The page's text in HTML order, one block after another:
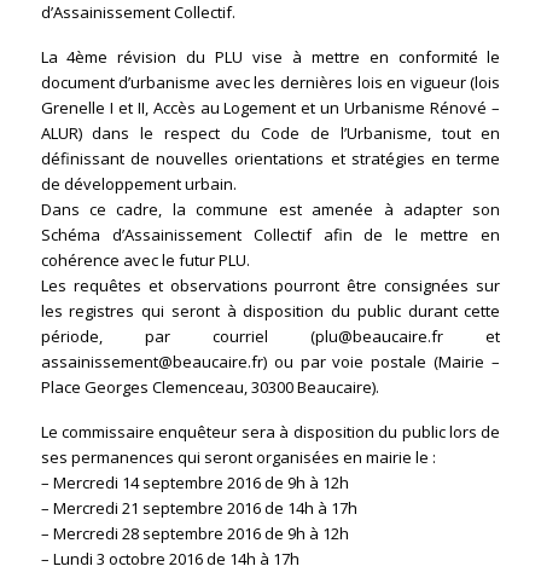
d’Assainissement Collectif.
La 4ème révision du PLU vise à mettre en conformité le
document d’urbanisme avec les dernières lois en vigueur (lois
Grenelle I et II, Accès au Logement et un Urbanisme Rénové –
ALUR) dans le respect du Code de l’Urbanisme, tout en
définissant de nouvelles orientations et stratégies en terme
de développement urbain.
Dans ce cadre, la commune est amenée à adapter son
Schéma d’Assainissement Collectif afin de le mettre en
cohérence avec le futur PLU.
Les requêtes et observations pourront être consignées sur
les registres qui seront à disposition du public durant cette
période, par courriel (plu@beaucaire.fr et
assainissement@beaucaire.fr) ou par voie postale (Mairie –
Place Georges Clemenceau, 30300 Beaucaire).
Le commissaire enquêteur sera à disposition du public lors de
ses permanences qui seront organisées en mairie le :
– Mercredi 14 septembre 2016 de 9h à 12h
– Mercredi 21 septembre 2016 de 14h à 17h
– Mercredi 28 septembre 2016 de 9h à 12h
– Lundi 3 octobre 2016 de 14h à 17h